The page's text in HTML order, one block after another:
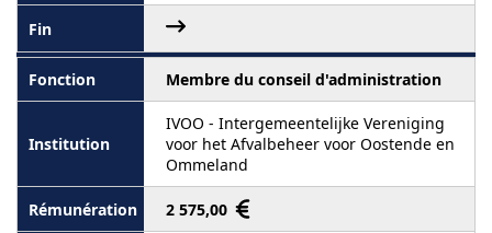
Membre du conseil d'administration
IVOO - Intergemeentelijke Vereniging
voor het Afvalbeheer voor Oostende en
Ommeland
2 575,00